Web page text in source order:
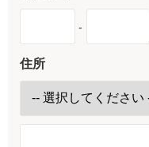
-
住所